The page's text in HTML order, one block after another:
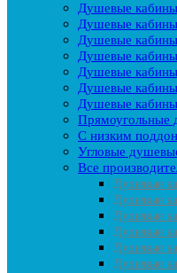
Душевые
Душевые
Душевые
Душевые
Душевые
Душевые
Душевые
Прямоугольные
С низким
Угловые
Все
Душевые
Душевые
Душевые
Душевые
Душевые
Душевые